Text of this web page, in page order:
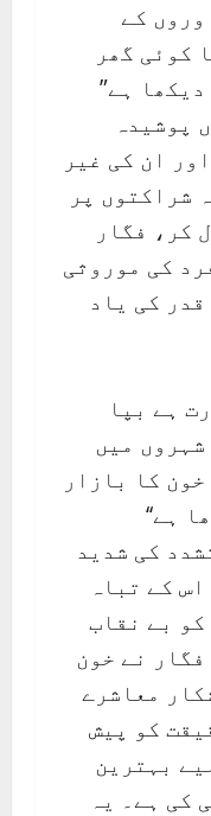
کے
کوئی گھر
ہے”
پوشیدہ
ان کی غیر
شراکتوں پر
کر، فگار
کی موروثی
کی یاد
ہے بپا
میں
کا بازار
ہے‘‘
کی شدید
کے تباہ
بے نقاب
نے خون
معاشرے
کو پیش
بہترین
کی ہے۔ یہ